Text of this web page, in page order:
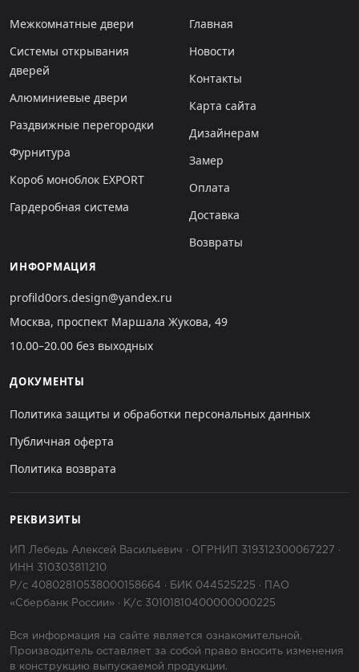
Межкомнатные двери
Системы открывания
дверей
Алюминиевые двери
Раздвижные перегородки
Фурнитура
Короб моноблок EXPORT
Гардеробная система
Главная
Новости
Контакты
Карта сайта
Дизайнерам
Замер
Оплата
Доставка
Возвраты
ИНФОРМАЦИЯ
profild0ors.design@yandex.ru
Москва, проспект Маршала Жукова, 49
10.00–20.00 без выходных
ДОКУМЕНТЫ
Политика защиты и обработки персональных данных
Публичная оферта
Политика возврата
РЕКВИЗИТЫ
ИП Лебедь Алексей Васильевич · ОГРНИП 319312300067227 ·
ИНН 310303811210
Р/с 40802810538000158664 · БИК 044525225 · ПАО
«Сбербанк России» · К/с 30101810400000000225
Вся информация на сайте является ознакомительной.
Производитель оставляет за собой право вносить изменения
в конструкцию выпускаемой продукции.